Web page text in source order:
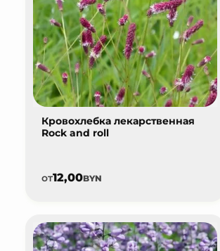
Кровохлебка лекарственная
Rock and roll
от12,00BYN